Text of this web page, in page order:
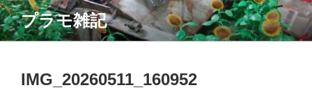
コ
ン
テ
プラモ雑記
IMG_20260511_160952